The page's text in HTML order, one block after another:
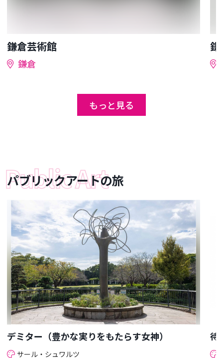
鎌倉芸術館
鎌倉
鎌
もっと見る
パブリックアートの旅
デミター（豊かな実りをもたらす女神）
サール・シュワルツ
待